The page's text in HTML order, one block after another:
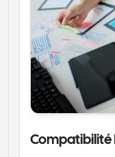
Compatibilité